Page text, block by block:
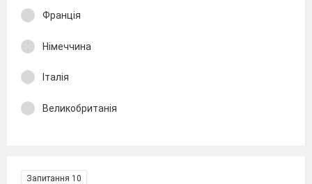
Франція
Німеччина
Італія
Великобританія
Запитання 10